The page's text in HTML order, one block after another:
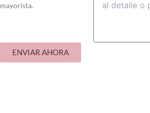
mayorista.
ENVIAR AHORA